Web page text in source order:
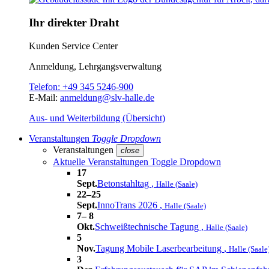
Ihr direkter Draht
Kunden Service Center
Anmeldung, Lehrgangsverwaltung
Telefon: +49 345 5246-900
E-Mail: anmeldung@slv-halle.de
Aus- und Weiterbildung (Übersicht)
Veranstaltungen Toggle Dropdown
Veranstaltungen
close
Aktuelle Veranstaltungen Toggle Dropdown
17
Sept.Betonstahltag , Halle (Saale)
22–25
Sept.InnoTrans 2026 , Halle (Saale)
7– 8
Okt.Schweißtechnische Tagung , Halle (Saale)
5
Nov.Tagung Mobile Laserbearbeitung , Halle
3